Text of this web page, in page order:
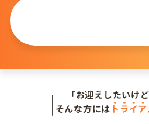
「お迎えしたいけ
そんな方には トライ